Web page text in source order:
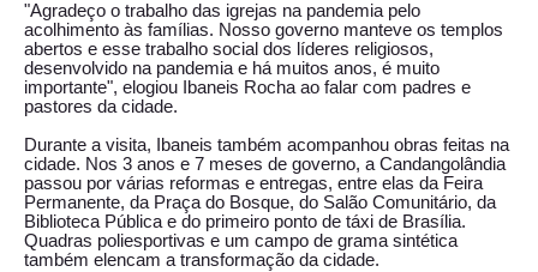
"Agradeço o trabalho das igrejas na pandemia pelo
acolhimento às famílias. Nosso governo manteve os templos
abertos e esse trabalho social dos líderes religiosos,
desenvolvido na pandemia e há muitos anos, é muito
importante", elogiou Ibaneis Rocha ao falar com padres e
pastores da cidade.
Durante a visita, Ibaneis também acompanhou obras feitas na
cidade. Nos 3 anos e 7 meses de governo, a Candangolândia
passou por várias reformas e entregas, entre elas da Feira
Permanente, da Praça do Bosque, do Salão Comunitário, da
Biblioteca Pública e do primeiro ponto de táxi de Brasília.
Quadras poliesportivas e um campo de grama sintética
também elencam a transformação da cidade.